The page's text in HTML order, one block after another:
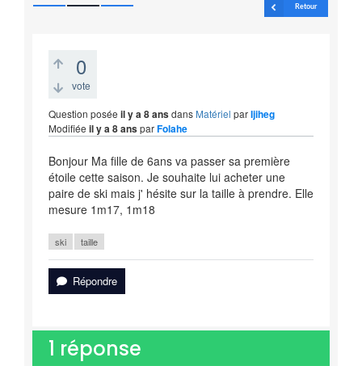
Retour
0
vote
Question posée il y a 8 ansdans Matériel parIjiheg
Modifiée il y a 8 ansparFolahe
Bonjour Ma fille de 6ans va passer sa première
étoile cette saison. Je souhaite lui acheter une
paire de ski mais j' hésite sur la taille à prendre. Elle
mesure 1m17, 1m18
ski taille
Répondre
1 réponse